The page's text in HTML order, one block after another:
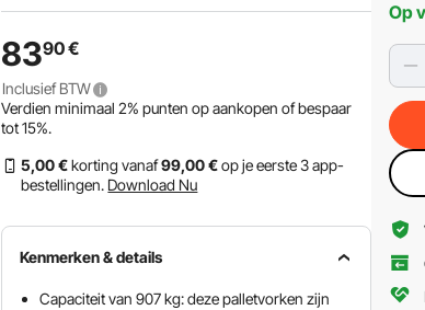
8390€
Inclusief BTW
Verdien minimaal2% punten op aankopen of bespaar
tot15%.
5,00 €korting vanaf99,00 €op je eerste 3 app-
bestellingen. Download Nu
Kenmerken & details
Capaciteit van 907 kg: deze palletvorken zijn
Op